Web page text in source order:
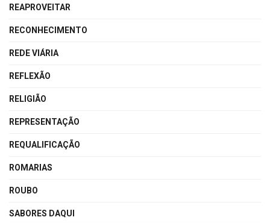
REAPROVEITAR
RECONHECIMENTO
REDE VIÁRIA
REFLEXÃO
RELIGIÃO
REPRESENTAÇÃO
REQUALIFICAÇÃO
ROMARIAS
ROUBO
SABORES DAQUI